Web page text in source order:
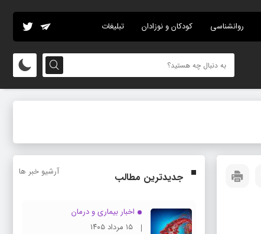
روانشناسی کودکان و نوزادان تبلیغات
جدیدترین مطالب آرشیو خبر ها
اخبار بیماری و درمان
۱۵ مرداد ۱۴۰۵